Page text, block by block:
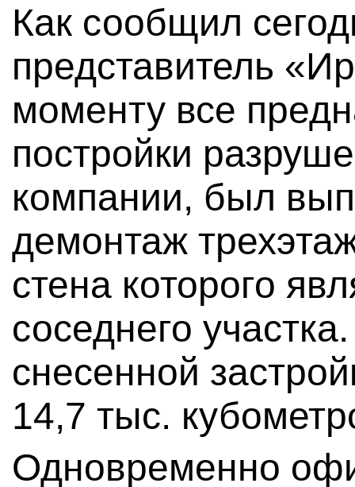
Как сообщил
представитель
моменту все
постройки
компании, был
демонтаж
стена которого
соседнего
снесенной
14,7 тыс.
Одновременно